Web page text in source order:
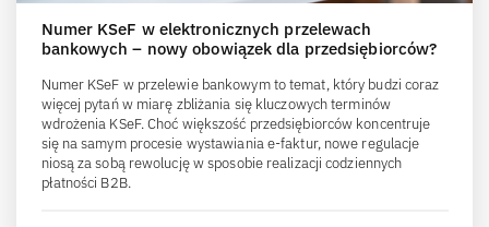
Numer KSeF w elektronicznych przelewach
bankowych – nowy obowiązek dla przedsiębiorców?
Numer KSeF w przelewie bankowym to temat, który budzi coraz
więcej pytań w miarę zbliżania się kluczowych terminów
wdrożenia KSeF. Choć większość przedsiębiorców koncentruje
się na samym procesie wystawiania e-faktur, nowe regulacje
niosą za sobą rewolucję w sposobie realizacji codziennych
płatności B2B.